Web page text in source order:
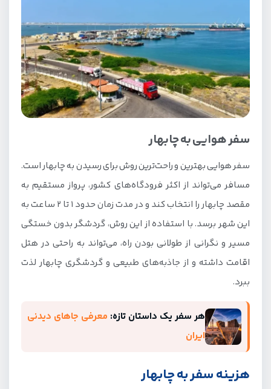
سفر هوایی به چابهار
سفر هوایی بهترین و راحت‌ترین روش برای رسیدن به چابهار است.
مسافر می‌تواند از اکثر فرودگاه‌های کشور، پرواز مستقیم به
مقصد چابهار را انتخاب کند و در مدت زمان حدود 1 تا 2 ساعت به
این شهر برسد. با استفاده از این روش، گردشگر بدون خستگی
مسیر و نگرانی از طولانی بودن راه، می‌تواند به راحتی در هتل
اقامت داشته و از جاذبه‌های طبیعی و گردشگری چابهار لذت
ببرد.
هر سفر یک داستان تازه: معرفی جاهای دیدنی
ایران
هزینه سفر به چابهار